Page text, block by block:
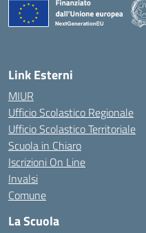
Link Esterni
MIUR
Ufficio Scolastico Regionale
Ufficio Scolastico Territoriale
Scuola in Chiaro
Iscrizioni On Line
Invalsi
Comune
La Scuola